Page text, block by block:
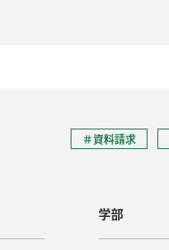
＃資料請求
学部